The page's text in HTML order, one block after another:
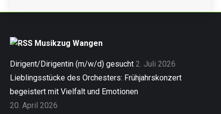
Musikzug Wangen
Dirigent/Dirigentin (m/w/d) gesucht 2. Juli 2026
Lieblingsstücke des Orchesters: Frühjahrskonzert
begeistert mit Vielfalt und Emotionen
20. April 2026